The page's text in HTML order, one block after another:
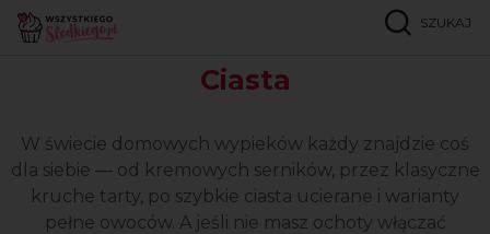
SZUKAJ
Strona główna
Ciasta
W świecie domowych wypieków każdy znajdzie coś
dla siebie — od kremowych serników, przez klasyczne
kruche tarty, po szybkie ciasta ucierane i warianty
pełne owoców. A jeśli nie masz ochoty włączać